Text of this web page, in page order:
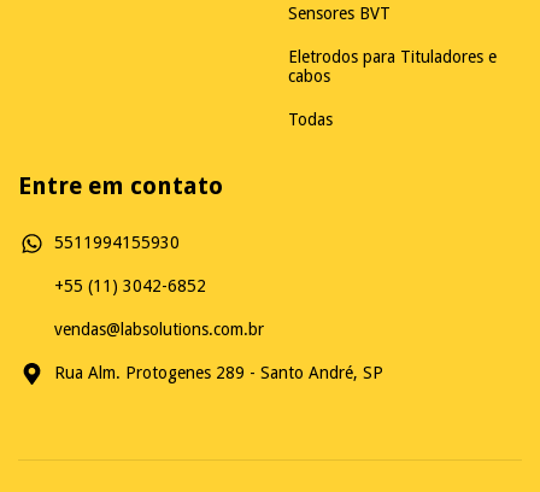
Sensores BVT
Eletrodos para Tituladores e
cabos
Todas
Entre em contato
5511994155930
+55 (11) 3042-6852
vendas@labsolutions.com.br
Rua Alm. Protogenes 289 - Santo André, SP